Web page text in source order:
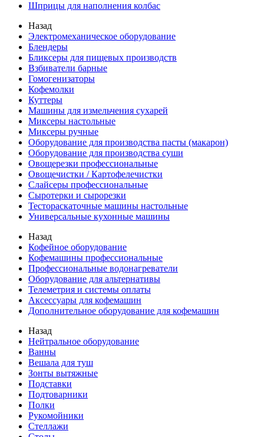
Шприцы для наполнения колбас
Назад
Электромеханическое оборудование
Блендеры
Бликсеры для пищевых производств
Взбиватели барные
Гомогенизаторы
Кофемолки
Куттеры
Машины для измельчения сухарей
Миксеры настольные
Миксеры ручные
Оборудование для производства пасты (макарон)
Оборудование для производства суши
Овощерезки профессиональные
Овощечистки / Картофелечистки
Слайсеры профессиональные
Сыротерки и сырорезки
Тестораскаточные машины настольные
Универсальные кухонные машины
Назад
Кофейное оборудование
Кофемашины профессиональные
Профессиональные водонагреватели
Оборудование для альтернативы
Телеметрия и системы оплаты
Аксессуары для кофемашин
Дополнительное оборудование для кофемашин
Назад
Нейтральное оборудование
Ванны
Вешала для туш
Зонты вытяжные
Подставки
Подтоварники
Полки
Рукомойники
Стеллажи